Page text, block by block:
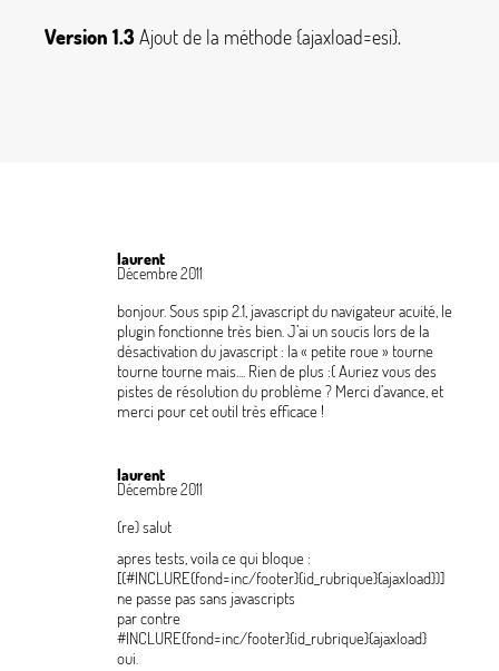
Version 1.3Ajout de la méthode{ajaxload=esi}.
laurent
Décembre 2011
bonjour. Sous spip 2.1, javascript du navigateur acuité, le
plugin fonctionne très bien. J’ai un soucis lors de la
désactivation du javascript : la « petite roue» tourne
tourne tourne mais.... Rien de plus :( Auriez vous des
pistes de résolution du problème? Merci d’avance, et
merci pour cet outil très efficace !
laurent
Décembre 2011
(re) salut
apres tests, voila ce qui bloque :
[(#INCLURE{fond=inc/footer}{id_rubrique}{ajaxload})]
ne passe pas sans javascripts
par contre
#INCLURE{fond=inc/footer}{id_rubrique}{ajaxload}
oui.